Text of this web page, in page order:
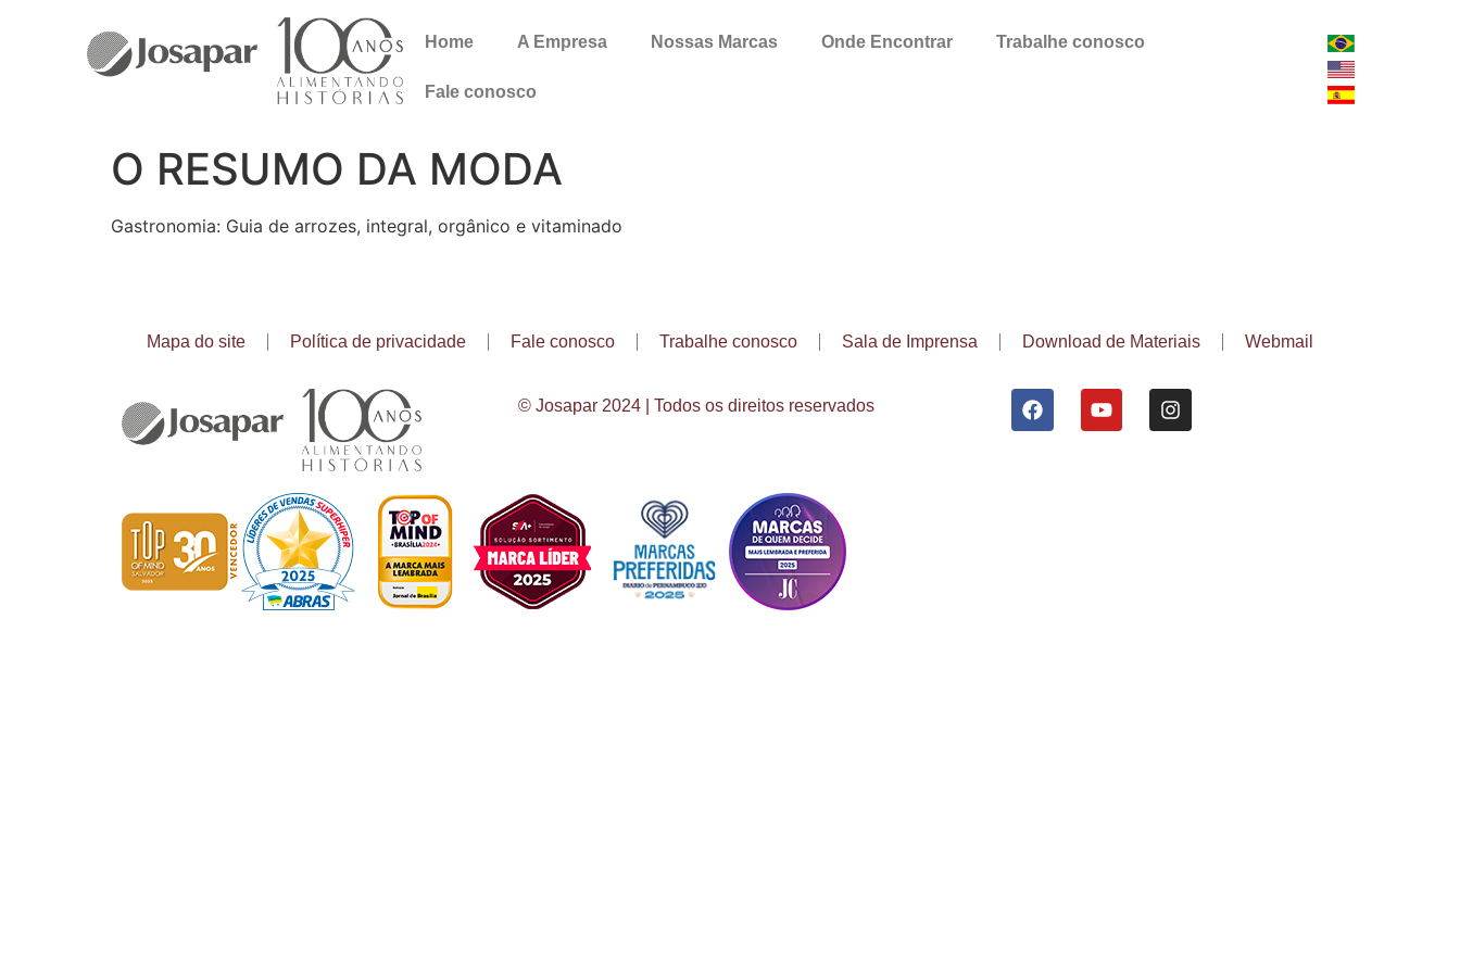
Home A Empresa Nossas Marcas Onde Encontrar Trabalhe conosco
Fale conosco
O RESUMO DA MODA
Gastronomia: Guia de arrozes, integral, orgânico e vitaminado
Mapa do site Política de privacidade Fale conosco Trabalhe conosco Sala de Imprensa Download de Materiais Webmail
© Josapar 2024 | Todos os direitos reservados